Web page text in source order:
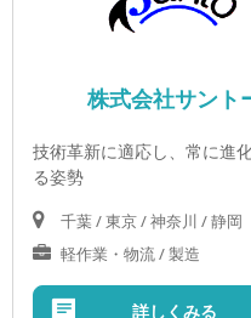
株式会社サント
技術革新に適応し、常に進
る姿勢
千葉 / 東京 / 神奈川 / 静岡
軽作業・物流 / 製造
詳しくみる